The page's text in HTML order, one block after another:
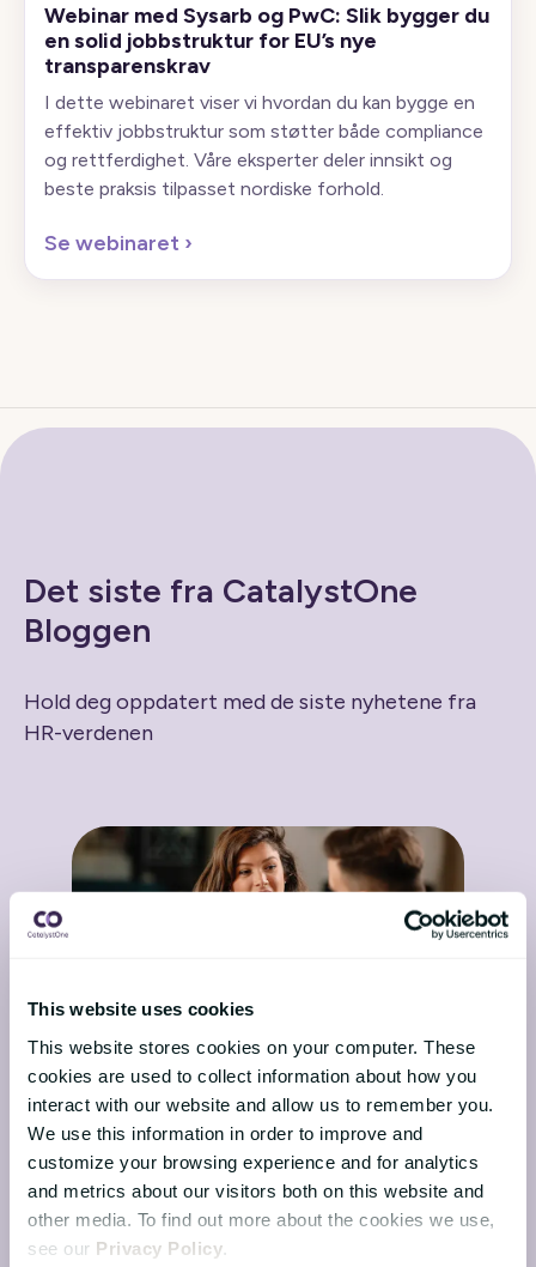
This website uses cookies
This website stores cookies on your computer. These
cookies are used to collect information about how you
interact with our website and allow us to remember you.
We use this information in order to improve and
customize your browsing experience and for analytics
and metrics about our visitors both on this website and
other media. To find out more about the cookies we use,
see our Privacy Policy
Webinar med Sysarb og PwC: Slik bygger du
en solid jobbstruktur for EU’s nye
transparenskrav
I dette webinaret viser vi hvordan du kan bygge en
effektiv jobbstruktur som støtter både compliance
og rettferdighet. Våre eksperter deler innsikt og
beste praksis tilpasset nordiske forhold.
Se webinaret ›
Det siste fra CatalystOne
Bloggen
Hold deg oppdatert med de siste nyhetene fra
HR-verdenen
Offentlig sektor i endring:
Når HR blir et styringsverktøy
05. mars 2026
Offentlige virksomheter står i dag i et
tydelig krysspress. Kravene til